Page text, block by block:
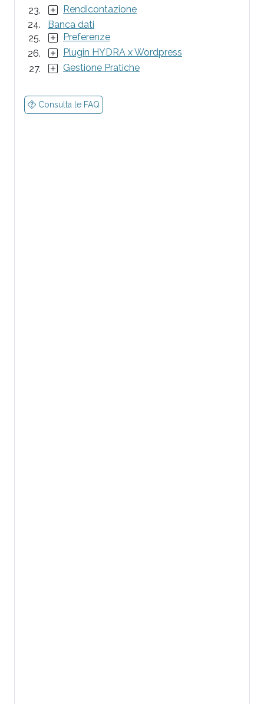
Rendicontazione
Banca dati
Preferenze
Plugin HYDRA x Wordpress
Gestione Pratiche
Consulta le FAQ